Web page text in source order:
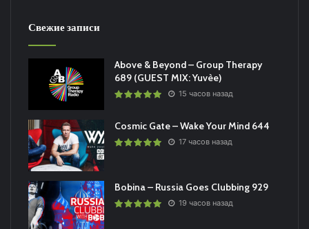
Свежие записи
Above & Beyond – Group Therapy
689 (GUEST MIX: Yuvèe)
15 часов назад
Cosmic Gate – Wake Your Mind 644
17 часов назад
Bobina – Russia Goes Clubbing 929
19 часов назад